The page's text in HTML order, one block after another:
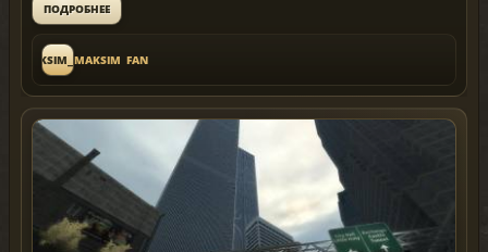
ПОДРОБНЕЕ
MAKSIM_FANMAKSIM_FAN